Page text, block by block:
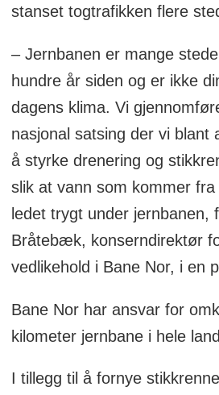
stanset togtrafikken flere
– Jernbanen er mange
hundre år siden og er ikke
dagens klima. Vi
nasjonal satsing der vi blant
å styrke drenering og
slik at vann som kommer
ledet trygt under jernbanen,
Bråtebæk, konserndirektør
vedlikehold i Bane Nor, i en
Bane Nor har ansvar for
kilometer jernbane i hele
I tillegg til å fornye